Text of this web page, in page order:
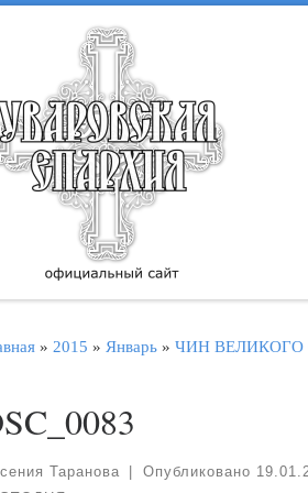
» 2015 » Январь » ЧИН
Таранова Опубликовано